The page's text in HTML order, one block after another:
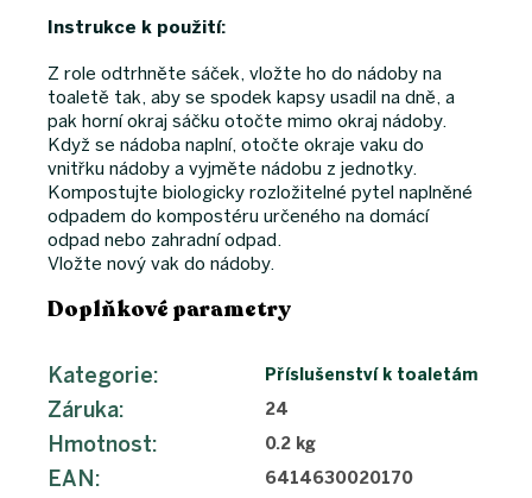
Instrukce k použití:
Z role odtrhněte sáček, vložte ho do nádoby na
toaletě tak, aby se spodek kapsy usadil na dně, a
pak horní okraj sáčku otočte mimo okraj nádoby.
Když se nádoba naplní, otočte okraje vaku do
vnitřku nádoby a vyjměte nádobu z jednotky.
Kompostujte biologicky rozložitelné pytel naplněné
odpadem do kompostéru určeného na domácí
odpad nebo zahradní odpad.
Vložte nový vak do nádoby.
Doplňkové parametry
Kategorie: Příslušenství k toaletám
Záruka: 24
Hmotnost: 0.2 kg
EAN : 6414630020170